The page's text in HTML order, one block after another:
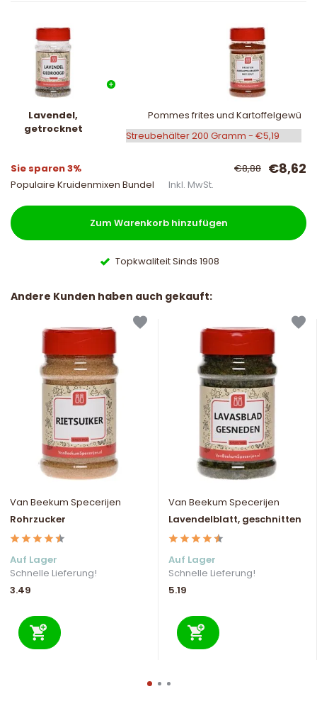
Lavendel,
getrocknet
Pommes frites und Kartoffelgewürz
Sie sparen 3% €8,88 €8,62
Populaire Kruidenmixen Bundel Inkl. MwSt.
Zum Warenkorb hinzufügen
Topkwaliteit Sinds 1908
Andere Kunden haben auch gekauft:
Van Beekum Specerijen
Rohrzucker
Auf Lager
Schnelle Lieferung!
3.49
Van Beekum Specerijen
Lavendelblatt, geschnitten
Auf Lager
Schnelle Lieferung!
5.19